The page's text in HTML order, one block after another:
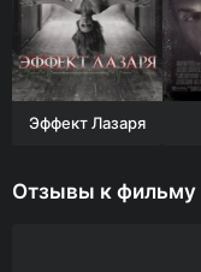
Эффект Лазаря
Отзывы к